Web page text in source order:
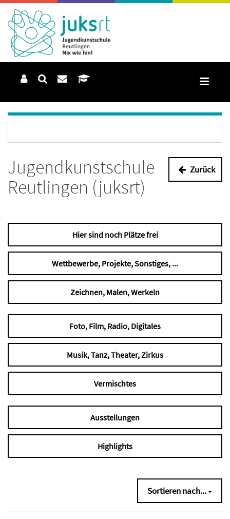
Jugendkunstschule
Reutlingen (juksrt)
Zurück
Hier sind noch Plätze frei
Wettbewerbe, Projekte, Sonstiges, ...
Zeichnen, Malen, Werkeln
Foto, Film, Radio, Digitales
Musik, Tanz, Theater, Zirkus
Vermischtes
Ausstellungen
Highlights
Sortieren nach...